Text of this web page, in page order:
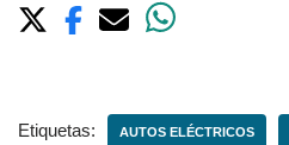
Etiquetas: AUTOS ELÉCTRICOS